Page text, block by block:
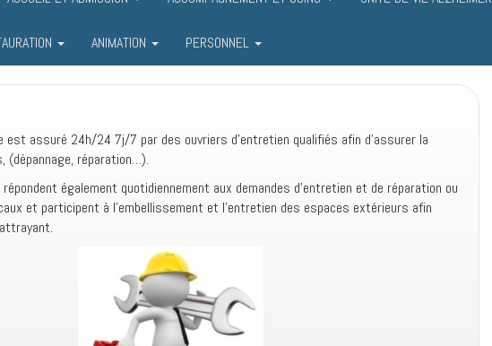
ANIMATION PERSONNEL
est assuré 24h/24 7j/7 par des ouvriers d’entretien qualifiés afin d’assurer la
(dépannage, réparation…).
également quotidiennement aux demandes d’entretien et de réparation ou
et participent à l’embellissement et l’entretien des espaces extérieurs afin